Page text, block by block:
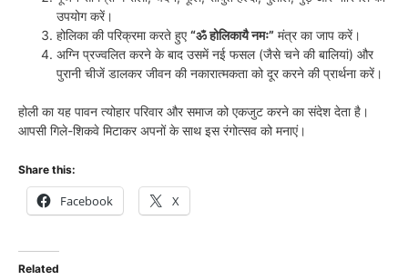
उपयोग करें।
होलिका की परिक्रमा करते हुए“ॐ होलिकायै नमः” मंत्र का जाप करें।
अग्नि प्रज्वलित करने के बाद उसमें नई फसल (जैसे चने की बालियां) और
पुरानी चीजें डालकर जीवन की नकारात्मकता को दूर करने की प्रार्थना करें।
होली का यह पावन त्योहार परिवार और समाज को एकजुट करने का संदेश देता है।
आपसी गिले-शिकवे मिटाकर अपनों के साथ इस रंगोत्सव को मनाएं।
Share this:
Facebook X
Related